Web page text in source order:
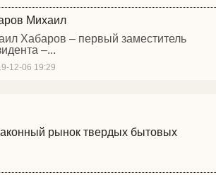
Михаил
Хабаров – первый заместитель
–...
12-06 19:29
рынок твердых бытовых